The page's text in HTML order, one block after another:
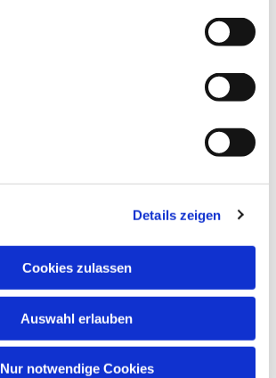
Details zeigen
Cookies zulassen
Auswahl erlauben
Nur notwendige Cookies